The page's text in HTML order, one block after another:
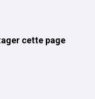
cette page